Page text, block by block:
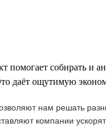
помогает собирать
даёт ощутимую
нам решать
компании